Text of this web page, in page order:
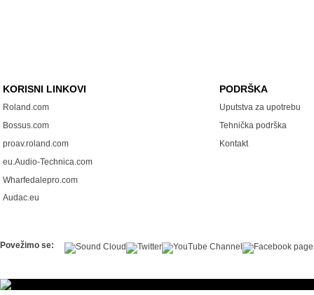
KORISNI LINKOVI
Roland.com
Bossus.com
proav.roland.com
eu.Audio-Technica.com
Wharfedalepro.com
Audac.eu
PODRŠKA
Uputstva za upotrebu
Tehnička podrška
Kontakt
Povežimo se: